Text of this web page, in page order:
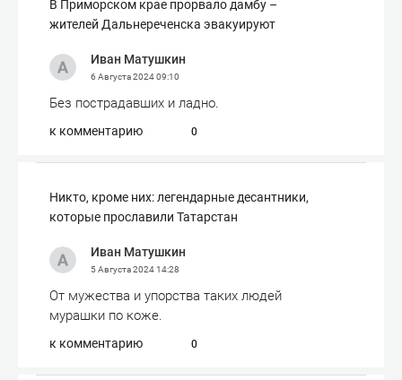
В Приморском крае прорвало дамбу –
жителей Дальнереченска эвакуируют
Иван Матушкин
6 Августа 202409:10
Без пострадавших и ладно.
к комментарию 0
Никто, кроме них: легендарные десантники,
которые прославили Татарстан
Иван Матушкин
5 Августа 202414:28
От мужества и упорства таких людей
мурашки по коже.
к комментарию 0